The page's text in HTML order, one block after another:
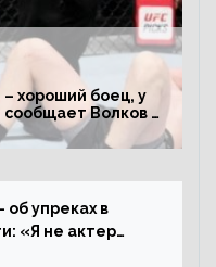
хороший боец, у
Волков –
об упреках в
«Я не актер